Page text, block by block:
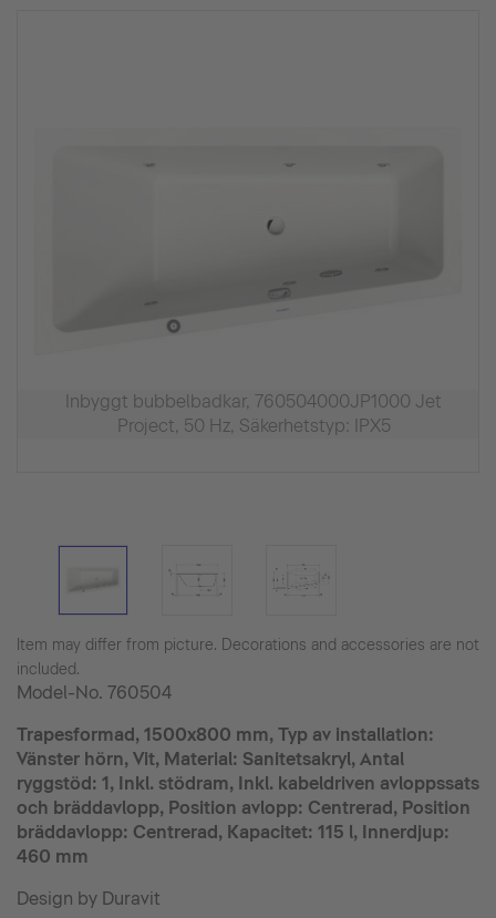
Inbyggt bubbelbadkar, 760504000JP1000 Jet
Project, 50 Hz, Säkerhetstyp: IPX5
Item may differ from picture. Decorations and accessories are not
included.
Model-No. 760504
Trapesformad, 1500x800 mm, Typ av installation:
Vänster hörn, Vit, Material: Sanitetsakryl, Antal
ryggstöd: 1, Inkl. stödram, Inkl. kabeldriven avloppssats
och bräddavlopp, Position avlopp: Centrerad, Position
bräddavlopp: Centrerad, Kapacitet: 115 l, Innerdjup:
460 mm
Design by Duravit